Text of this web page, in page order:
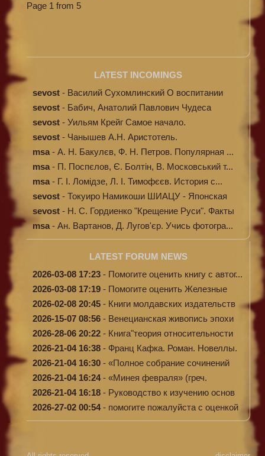
Page 1 from 5
LATEST INCOMINGS
sevost - Василий Сухомлинский О воспитании
sevost - Бабич, Анатолий Павлович Чудеса
исцелени...
sevost - Уильям Крейг Самое начало.
Происхождение...
sevost - Чанышев А.Н. Аристотель.
msa - А. Н. Бакулєв, Ф. Н. Петров. Популярная ...
msa - П. Поспєлов, Є. Болтін, В. Московський т...
msa - Г. І. Ломідзе, Л. І. Тимофєєв. История с...
sevost - Токуиро Намикоши ШИАЦУ - Японская
терапи...
sevost - Н. С. Гордиенко "Крещение Руси". Факты
п...
msa - Ан. Вартанов, Д. Лугов'єр. Учись фотогра...
LATEST FORUM NEWS
2026-03-08 17:23 - Помогите оценить книгу с автог...
2026-03-08 17:19 - Помогите оценить Железные
доро...
2026-02-08 20:45 - Книги молдавских издательств
2026-15-07 08:56 - Венецианская живопись эпохи
Во...
2026-28-06 20:22 - Книга"теория относительности
и...
2026-21-04 16:38 - Франц Кафка. Роман. Новеллы.
П...
2026-21-04 16:30 - «Полное собрание сочинений
А.Н...
2026-21-04 16:24- «Минея февраля» (греч.
Μηναίον...
2026-21-04 16:18 - Руководство к изучению основ
к...
2026-27-02 00:54- помогите пожалуйста с оценкой
...